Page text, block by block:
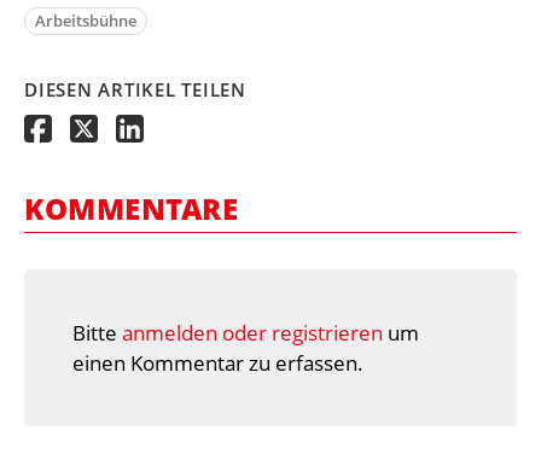
Arbeitsbühne
DIESEN ARTIKEL TEILEN
KOMMENTARE
Bitte anmelden oder registrieren um
einen Kommentar zu erfassen.